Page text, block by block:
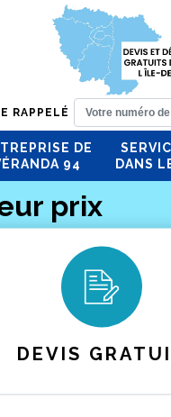
RAPPELÉ
DE
94
DANS
prix
DEVIS